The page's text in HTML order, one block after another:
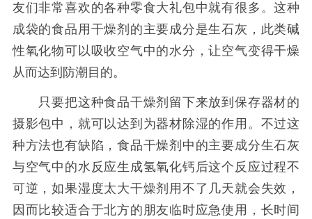
友们非常喜欢的各种零食大礼包中就有很多。这种
成袋的食品用干燥剂的主要成分是生石灰，此类碱
性氧化物可以吸收空气中的水分，让空气变得干燥
从而达到防潮目的。
只要把这种食品干燥剂留下来放到保存器材的
摄影包中，就可以达到为器材除湿的作用。不过这
种方法也有缺陷，食品干燥剂中的主要成分生石灰
与空气中的水反应生成氢氧化钙后这个反应过程不
可逆，如果湿度太大干燥剂用不了几天就会失效，
因而比较适合于北方的朋友临时应急使用，长时间